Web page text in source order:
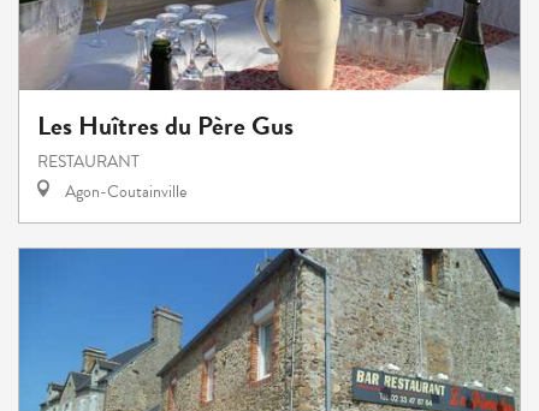
Les Huîtres du Père Gus
RESTAURANT
Agon-Coutainville